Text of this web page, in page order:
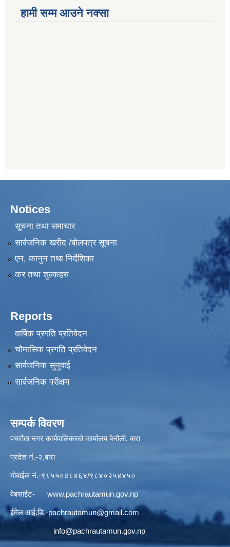
हामी सम्म आउने नक्सा
Notices
सूचना तथा समाचार
सार्वजनिक खरीद /बोलपत्र सूचना
एन, कानुन तथा निर्देशिका
कर तथा शुल्कहरु
Reports
वार्षिक प्रगति प्रतिवेदन
चौमासिक प्रगति प्रतिवेदन
सार्वजनिक सुनुवाई
सार्वजनिक परीक्षण
सम्पर्क विवरण
पचरौता नगर कार्यपालिकाको कार्यालय बेनौली, बारा
प्रदेश नं.-२,बारा
मोबाईल नं.-९८५५०४८४६४/९८४०२५४४५०
वेबसाईट- www.pachrautamun.gov.np
ईमेल आई.डि.-pachrautamun@gmail.com
info@pachrautamun.gov.np